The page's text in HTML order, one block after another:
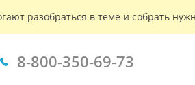
разобраться в теме и собрать
8-800-350-69-73